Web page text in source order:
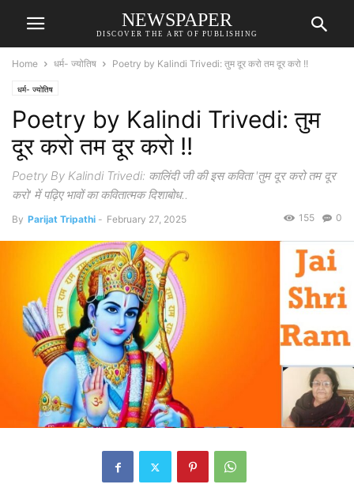
NEWSPAPER
DISCOVER THE ART OF PUBLISHING
Home धर्म- ज्योतिष Poetry by Kalindi Trivedi: तुम दूर करो तम दूर करो !!
धर्म- ज्योतिष
Poetry by Kalindi Trivedi: तुम
दूर करो तम दूर करो !!
Poetry By Kalindi Trivedi: कालिंदी जी की इस कविता 'तुम दूर करो तम दूर
करो' में पढ़िए भावों का कवितात्मक दिशाबोध..
By Parijat Tripathi - February 27, 2025 0
155